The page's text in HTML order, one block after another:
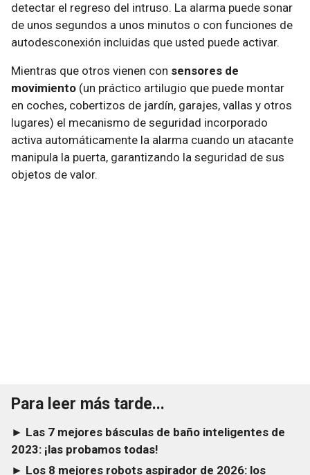
detectar el regreso del intruso. La alarma puede sonar
de unos segundos a unos minutos o con funciones de
autodesconexión incluidas que usted puede activar.
Mientras que otros vienen con sensores de
movimiento (un práctico artilugio que puede montar
en coches, cobertizos de jardín, garajes, vallas y otros
lugares) el mecanismo de seguridad incorporado
activa automáticamente la alarma cuando un atacante
manipula la puerta, garantizando la seguridad de sus
objetos de valor.
Para leer más tarde...
► Las 7 mejores básculas de baño inteligentes de
2023: ¡las probamos todas!
► Los 8 mejores robots aspirador de 2026: los